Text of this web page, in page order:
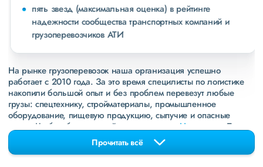
пять звезд (максимальная оценка) в рейтинге
надежности сообщества транспортных компаний и
грузоперевозчиков АТИ
На рынке грузоперевозок наша организация успешно
работает с 2010 года. За это время специлисты по логистике
накопили большой опыт и без проблем перевезут любые
грузы: спецтехнику, стройматериалы, промышленное
оборудование, пищевую продукцию, сыпучие и опасные
грузы. Чтобы убедиться зайдите в раздел
«Наш опыт»
. Там
свежие примеры перевозок, которые обновляются несколько
раз в неделю. Также недавно мы запустили новые
направления вДНРиЛНР. Предоставляем все стандартные
Прочитать всё